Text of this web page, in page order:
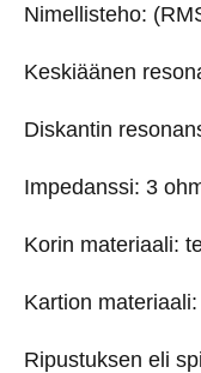
Nimellisteho:
Keskiäänen
Diskantin
Impedanssi: 3
Korin materiaali:
Kartion
Ripustuksen eli